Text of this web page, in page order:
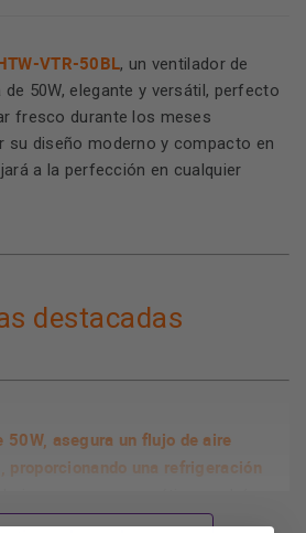
VTR-50BL, un ventilador de
50W, elegante y versátil, perfecto
fresco durante los meses
su diseño moderno y compacto en
a la perfección en cualquier
destacadas
50W, asegura un flujo de aire
proporcionando una refrigeración
más fresco sin preocuparte por la